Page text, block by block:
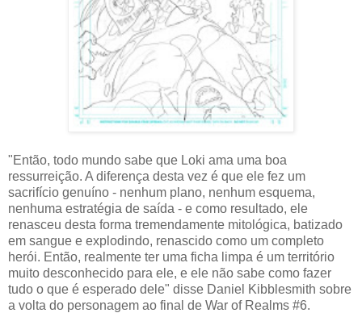
"Então, todo mundo sabe que Loki ama uma boa
ressurreição. A diferença desta vez é que ele fez um
sacrifício genuíno - nenhum plano, nenhum esquema,
nenhuma estratégia de saída - e como resultado, ele
renasceu desta forma tremendamente mitológica, batizado
em sangue e explodindo, renascido como um completo
herói. Então, realmente ter uma ficha limpa é um território
muito desconhecido para ele, e ele não sabe como fazer
tudo o que é esperado dele" disse Daniel Kibblesmith sobre
a volta do personagem ao final de War of Realms #6.